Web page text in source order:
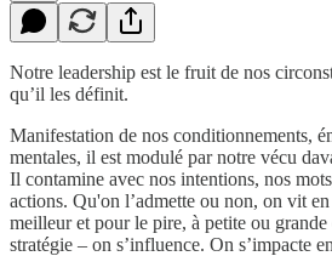
Notre leadership est le fruit de nos
qu’il les définit.
Manifestation de nos conditionnements,
mentales, il est modulé par notre vécu
Il contamine avec nos intentions, nos
actions. Qu'on l’admette ou non, on vit
meilleur et pour le pire, à petite ou
stratégie – on s’influence. On s’impacte